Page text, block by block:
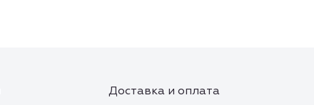
Доставка и оплата